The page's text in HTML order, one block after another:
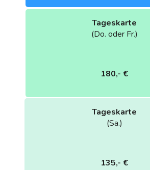
Tageskarte
(Do. oder Fr.)
180,- €
Tageskarte
(Sa.)
135,- €